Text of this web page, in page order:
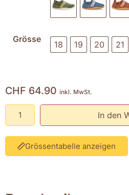
Grösse
18 19 20 21
CHF 64.90 inkl. MwSt.
In den
Grössentabelle anzeigen